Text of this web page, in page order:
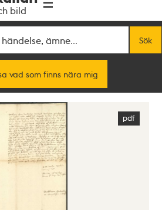
bild
Sök
vad som finns nära mig